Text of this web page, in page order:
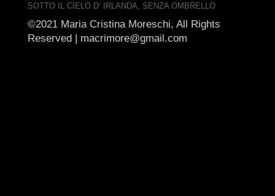
SOTTO IL CIELO D’ IRLANDA, SENZA OMBRELLO
©2021 Maria Cristina Moreschi, All Rights
Reserved | macrimore@gmail.com